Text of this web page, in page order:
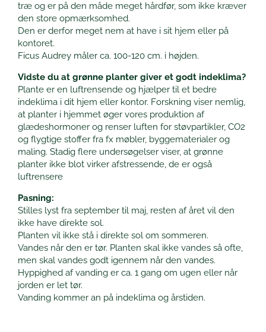
træ og er på den måde meget hårdfør, som ikke kræver
den store opmærksomhed.
Den er derfor meget nem at have i sit hjem eller på
kontoret.
Ficus Audrey måler ca. 100-120 cm. i højden.
Vidste du at grønne planter giver et godt indeklima?
Plante er en luftrensende og hjælper til et bedre
indeklima i dit hjem eller kontor. Forskning viser nemlig,
at planter i hjemmet øger vores produktion af
glædeshormoner og renser luften for støvpartikler, CO2
og flygtige stoffer fra fx møbler, byggematerialer og
maling. Stadig flere undersøgelser viser, at grønne
planter ikke blot virker afstressende, de er også
luftrensere
Pasning:
Stilles lyst fra september til maj, resten af året vil den
ikke have direkte sol.
Planten vil ikke stå i direkte sol om sommeren.
Vandes når den er tør. Planten skal ikke vandes så ofte,
men skal vandes godt igennem når den vandes.
Hyppighed af vanding er ca. 1 gang om ugen eller når
jorden er let tør.
Vanding kommer an på indeklima og årstiden.